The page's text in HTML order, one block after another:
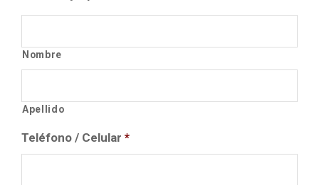
Nombre
Apellido
Teléfono / Celular *